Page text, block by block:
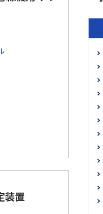
装置